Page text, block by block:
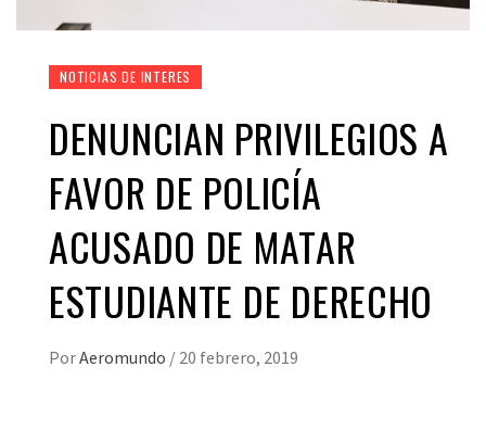
NOTICIAS DE INTERES
DENUNCIAN PRIVILEGIOS A
FAVOR DE POLICÍA
ACUSADO DE MATAR
ESTUDIANTE DE DERECHO
PorAeromundo / 20 febrero, 2019